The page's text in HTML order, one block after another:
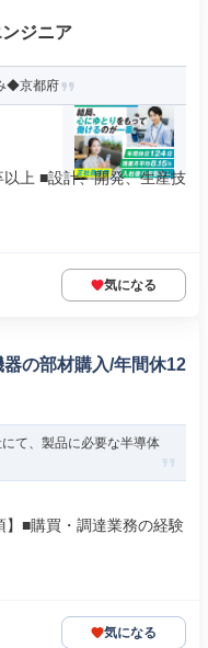
ジニア
◆京都府
上 ■設計、開発、生産技
気になる
の部材購入/年間休12
て、製品に必要な半導体
■購買・調達業務の経験
気になる